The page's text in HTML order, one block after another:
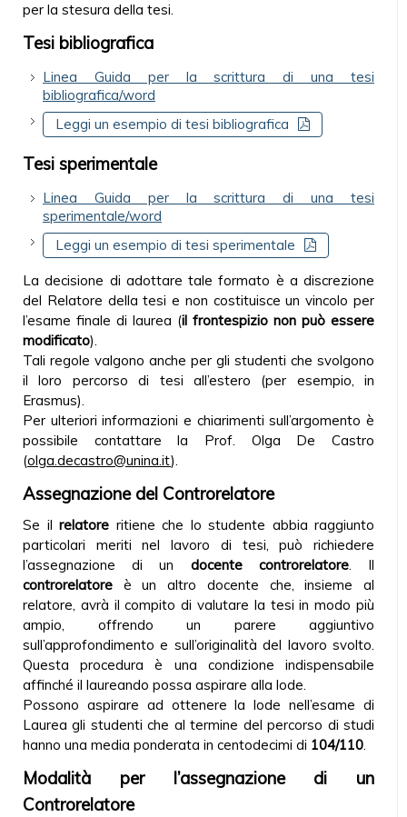
per la stesura della tesi.
Tesi bibliografica
Linea Guida per la scrittura di una tesi
bibliografica/word
Leggi un esempio di tesi bibliografica
Tesi sperimentale
Linea Guida per la scrittura di una tesi
sperimentale/word
Leggi un esempio di tesi sperimentale
La decisione di adottare tale formato è a discrezione
del Relatore della tesi e non costituisce un vincolo per
l’esame finale di laurea (il frontespizio non può essere
modificato).
Tali regole valgono anche per gli studenti che svolgono
il loro percorso di tesi all’estero (per esempio, in
Erasmus).
Per ulteriori informazioni e chiarimenti sull’argomento è
possibile contattare la Prof. Olga De Castro
(olga.decastro@unina.it).
Assegnazione del Controrelatore
Se il relatore ritiene che lo studente abbia raggiunto
particolari meriti nel lavoro di tesi, può richiedere
l’assegnazione di un docente controrelatore. Il
controrelatore è un altro docente che, insieme al
relatore, avrà il compito di valutare la tesi in modo più
ampio, offrendo un parere aggiuntivo
sull’approfondimento e sull’originalità del lavoro svolto.
Questa procedura è una condizione indispensabile
affinché il laureando possa aspirare alla lode.
Possono aspirare ad ottenere la lode nell’esame di
Laurea gli studenti che al termine del percorso di studi
hanno una media ponderata in centodecimi di 104/110.
Modalità per l’assegnazione di un
Controrelatore